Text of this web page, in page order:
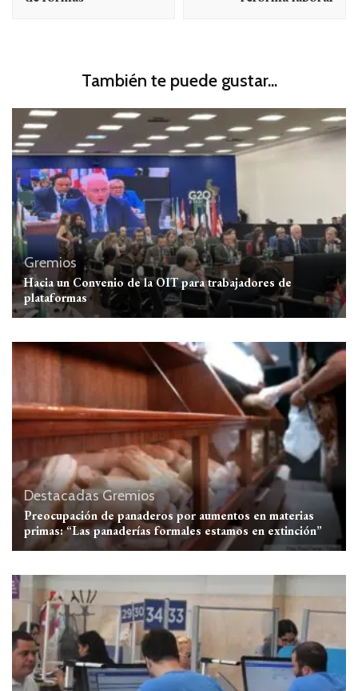
También te puede gustar...
Gremios
Hacia un Convenio de la OIT para trabajadores de
plataformas
DestacadasGremios
Preocupación de panaderos por aumentos en materias
primas: “Las panaderías formales estamos en extinción”